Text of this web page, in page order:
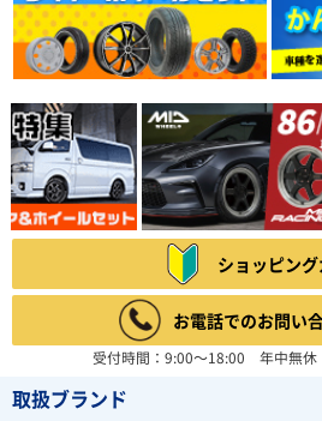
ショッピン
お電話でのお問い
受付時間：9:00～18:00 年中無休
取扱ブランド